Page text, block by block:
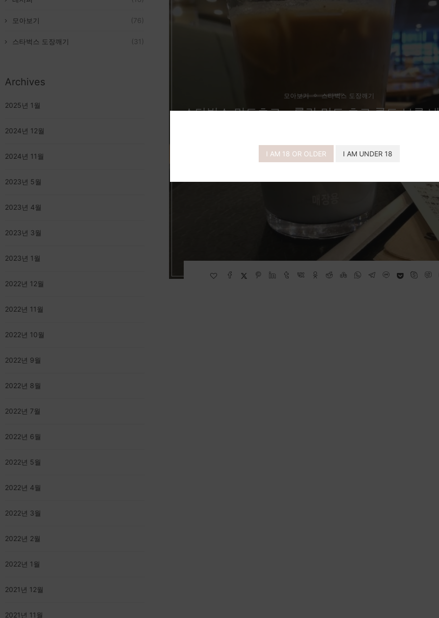
I AM 18 OR OLDER I AM UNDER 18
모아보기 스타벅스 도장깨기
스타벅스 민트초코 – 롤린 민트 초코 콜드 브루
모아보기 (76)
스타벅스 도장깨기 (31)
Archives
2025년 1월
2024년 12월
2024년 11월
2023년 5월
2023년 4월
2023년 3월
2023년 1월
2022년 12월
2022년 11월
2022년 10월
2022년 9월
2022년 8월
2022년 7월
2022년 6월
2022년 5월
2022년 4월
2022년 3월
2022년 2월
2022년 1월
2021년 12월
2021년 11월